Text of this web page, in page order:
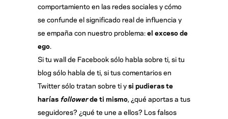
comportamiento en las redes sociales y cómo
se confunde el significado real de influencia y
se empaña con nuestro problema:el exceso de
ego.
Si tu wall de Facebook sólo habla sobre ti, si tu
blog sólo habla de ti, si tus comentarios en
Twitter sólo tratan sobre ti ysi pudieras te
harías followerde ti mismo, ¿qué aportas a tus
seguidores? ¿qué te une a ellos? Los falsos